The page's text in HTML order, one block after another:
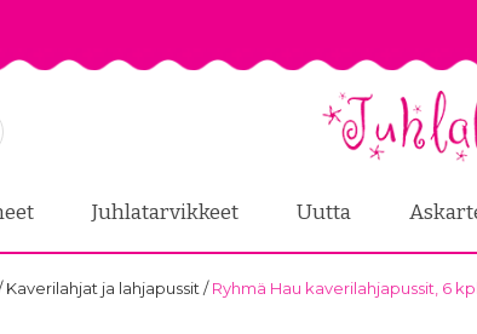
Juhlatarvikkeet Uutta
Kaverilahjat ja lahjapussit /Ryhmä Hau kaverilahjapussit, 6 kpl